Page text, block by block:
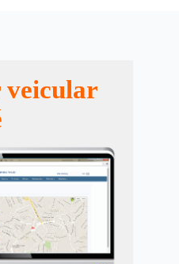
veicular